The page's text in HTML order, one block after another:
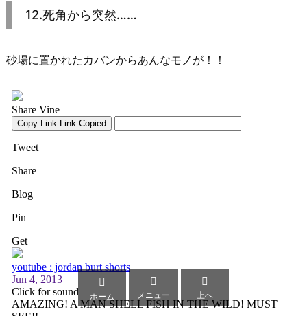
12.死角から突然……
砂場に置かれたカバンからあんなモノが！！

ホーム

メニュー

上へ